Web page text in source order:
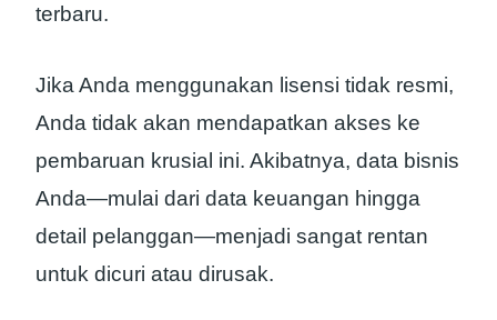
terbaru.
Jika Anda menggunakan lisensi tidak resmi,
Anda tidak akan mendapatkan akses ke
pembaruan krusial ini. Akibatnya, data bisnis
Anda—mulai dari data keuangan hingga
detail pelanggan—menjadi sangat rentan
untuk dicuri atau dirusak.